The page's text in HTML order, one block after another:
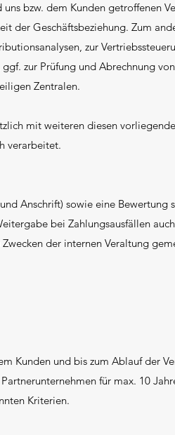
bzw. dem Kunden getroffenen
der Geschäftsbeziehung. Zum
zur
zur Prüfung und Abrechnung
Zentralen.
mit weiteren diesen
verarbeitet.
Anschrift) sowie eine Bewertung
bei Zahlungsausfällen
der internen Veraltung
Kunden und bis zum Ablauf der
für max. 10
Kriterien.